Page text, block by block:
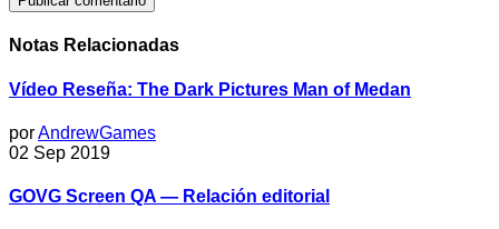
Notas Relacionadas
Vídeo Reseña: The Dark Pictures Man of Medan
porAndrewGames
02 Sep 2019
GOVG Screen QA — Relación editorial